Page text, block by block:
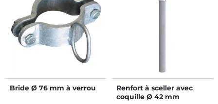
Bride Ø 76 mm à verrou
Renfort à sceller avec
coquille Ø 42 mm